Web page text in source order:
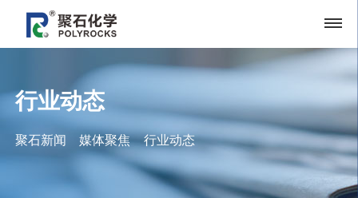
行业动态
聚石新闻 媒体聚焦 行业动态